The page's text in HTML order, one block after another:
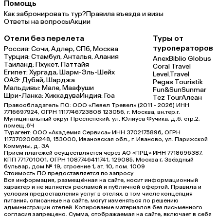
Помощь
Как забронировать тур?Правила въезда и визы
Ответы на вопросыАкции
Отели без перелета
Россия:Сочи,Адлер,СПб,Москва
Турция:Стамбул,Анталья,Алания
Таиланд:Пхукет,Паттайя
Египет:Хургада,Шарм-Эль-Шейх
ОАЭ:Дубай,Шарджа
Мальдивы:Мале,Маафуши
Шри-Ланка:ХиккадуваИндия:Гоа
Туры от
туроператоров
AnexBiblio Globus
Coral Travel
Level.Travel
Pegas Touristik
Fun&SunSunmar
Tez TourАлеан
Правообладатель ПО: ООО «Левел Тревел» (2011 - 2026) ИНН
7716697924, ОГРН 1117746723808 123056, г. Москва, вн.тер.г.
Муниципальный округ Пресненский, ул. Юлиуса Фучика, д.6, стр.2,
помещ.6Ч
Турагент: ООО «Академия Сервиса» ИНН 3702175896, ОГРН
1173702008248, 153000, Ивановская обл., г. Иваново, ул. Парижской
Коммуны, д. ЗА
Прием платежей осуществляется через АО «ПРЦ» ИНН 7718696387,
КПП 771701001, ОГРН 1087746411741, 129085, Москва г, Звёздный
бульвар, дом № 19, строение 1, эт. 10, пом. 1009
Стоимость ПО предоставляется по запросу
Вся информация, размещённая на сайте, носит информационный
характер и не является рекламой и публичной офертой. Правила и
условия предоставления услуг в отелях, в том числе концепция
питания, описанные на сайте, могут изменяться по решению
администрации отелей. Копирование материалов без письменного
согласия запрещено. Сумма, отображаемая на сайте, включает в себя